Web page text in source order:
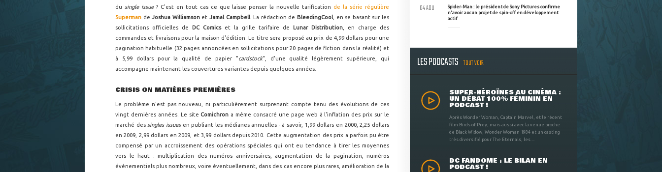
du single issue? C'est en tout cas ce que laisse penser la nouvelle tarification de la série régulière
Superman deJoshua WilliamsonetJamal Campbell. La rédaction de BleedingCool , en se basant sur les
sollicitations officielles de DC Comicset la grille tarifaire de Lunar Distribution , en charge des
commandes et livraisons pour la maison d'édition. Le titre sera proposé au prix de 4,99 dollars pour une
pagination habituelle (32 pages annoncées en sollicitations pour 20 pages de fiction dans la réalité) et
à 5,99 dollars pour la qualité de papier "cardstock", d'une qualité légèrement supérieure, qui
accompagne maintenant les couvertures variantes depuis quelques années.
CRISIS ON MATIÈRES PREMIÈRES
Le problème n'est pas nouveau, ni particulièrement surprenant compte tenu des évolutions de ces
vingt dernières années. Le site Comichron a même consacré une page web à l'inflation des prix sur le
marché des singles issuesen publiant les médianes annuelles - à savoir, 1,99 dollars en 2000, 2,25 dollars
en 2009, 2,99 dollars en 2009, et 3,99 dollars depuis 2010. Cette augmentation des prix a parfois pu être
compensé par un accroissement des opérations spéciales qui ont eu tendance à tirer les moyennes
vers le haut : multiplication des numéros anniversaires, augmentation de la pagination, numéros
événementiels plus nombreux, voire éventuellement, dans des cas encore plus rares, amélioration de la
Spider-Man : le président de Sony Pictures confirme
n'avoir aucun projet de spin-off en développement
actif
04 AOU
LES PODCASTS TOUT VOIR
SUPER-HÉROÏNES AU CINÉMA :
UN DÉBAT 100% FÉMININ EN
PODCAST !
Après Wonder Woman, Captain Marvel, et le récent
film Birds of Prey, mais aussi avec la venue proche
de Black Widow, Wonder Woman 1984 et un casting
très diversifié pour The Eternals, les ...
DC FANDOME : LE BILAN EN
PODCAST !